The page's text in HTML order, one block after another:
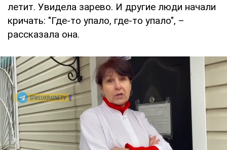
летит. Увидела зарево. И другие люди начали
кричать: "Где-то упало, где-то упало", –
рассказала она.